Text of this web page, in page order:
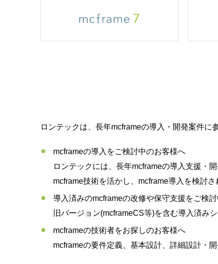
ロンテックは、長年mcframeの導入・開発案件に
mcframeの導入をご検討中のお客様へ
ロンテックには、長年mcframeの導入支援・
mcframe技術を活かし、mcframe導入を検討
導入済みのmcframeの改修や保守支援をご検
旧バージョン(mcframeCS等)を含む導入済み
mcframeの技術者をお探しのお客様へ
mcframeの要件定義、基本設計、詳細設計・